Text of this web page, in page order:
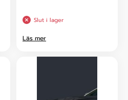
Slut i lager
Läs mer